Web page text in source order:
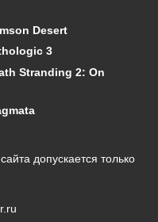
Desert
3
Stranding 2: On
допускается только